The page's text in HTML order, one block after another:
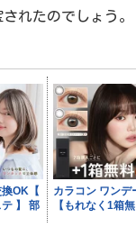
れたのでしょう。